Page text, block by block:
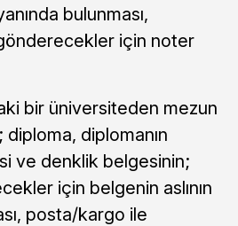
bulunması,
için noter
bir üniversiteden mezun
diplomanın
ve denklik belgesinin;
için belgenin aslının
posta/kargo ile